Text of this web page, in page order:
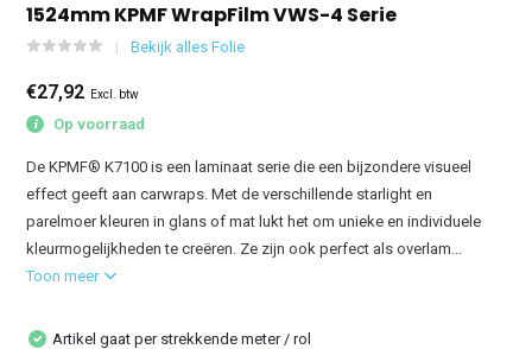
1524mm KPMF WrapFilm VWS-4 Serie
Bekijk alles Folie
€27,92 Excl. btw
Op voorraad
De KPMF® K7100 is een laminaat serie die een bijzondere visueel
effect geeft aan carwraps. Met de verschillende starlight en
parelmoer kleuren in glans of mat lukt het om unieke en individuele
kleurmogelijkheden te creëren. Ze zijn ook perfect als overlam...
Toon meer
Artikel gaat per strekkende meter / rol